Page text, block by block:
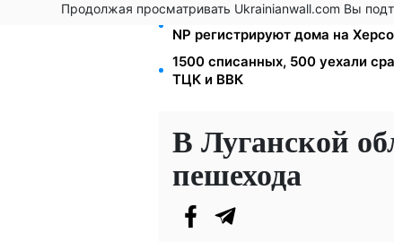
Продолжая просматривать Ukrainianwall.com Вы
Помощь людям с
NP регистрируют дома на
1500 списанных, 500 уехали
ТЦК и ВВК
В Луганской
пешехода